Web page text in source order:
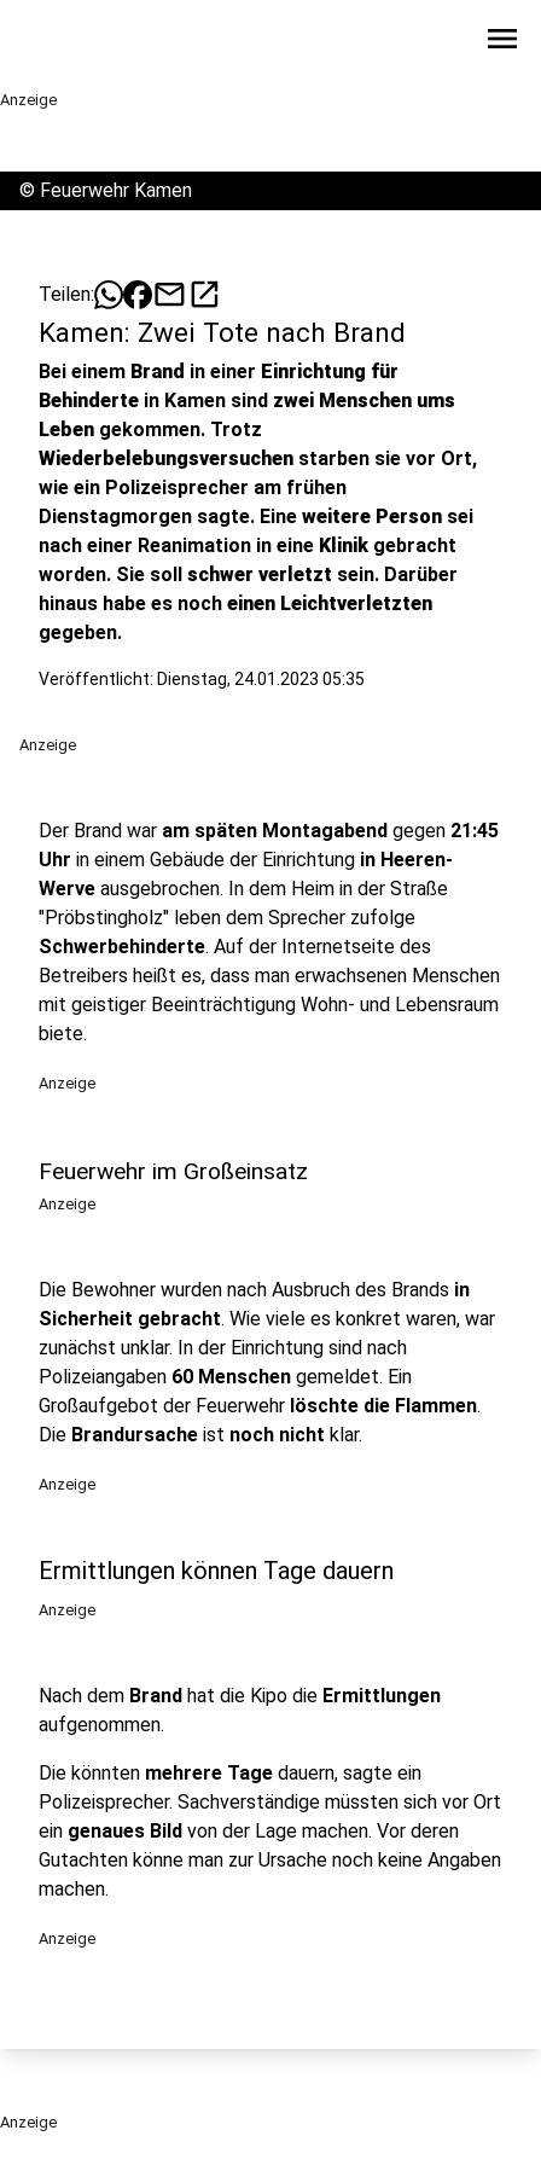
menu
Anzeige
© Feuerwehr Kamen
Teilen: mailopen_in_new
Kamen: Zwei Tote nach Brand
Bei einem Brand in einer Einrichtung für
Behinderte in Kamen sind zwei Menschen ums
Leben gekommen. Trotz
Wiederbelebungsversuchen starben sie vor Ort,
wie ein Polizeisprecher am frühen
Dienstagmorgen sagte. Eine weitere Person sei
nach einer Reanimation in eine Klinik gebracht
worden. Sie soll schwer verletzt sein. Darüber
hinaus habe es noch einen Leichtverletzten
gegeben.
Veröffentlicht: Dienstag, 24.01.2023 05:35
Anzeige
Der Brand war am späten Montagabend gegen 21:45
Uhr in einem Gebäude der Einrichtung in Heeren-
Werve ausgebrochen. In dem Heim in der Straße
"Pröbstingholz" leben dem Sprecher zufolge
Schwerbehinderte. Auf der Internetseite des
Betreibers heißt es, dass man erwachsenen Menschen
mit geistiger Beeinträchtigung Wohn- und Lebensraum
biete.
Anzeige
Feuerwehr im Großeinsatz
Anzeige
Die Bewohner wurden nach Ausbruch des Brands in
Sicherheit gebracht. Wie viele es konkret waren, war
zunächst unklar. In der Einrichtung sind nach
Polizeiangaben 60 Menschen gemeldet. Ein
Großaufgebot der Feuerwehr löschte die Flammen.
Die Brandursache ist noch nicht klar.
Anzeige
Ermittlungen können Tage dauern
Anzeige
Nach dem Brand hat die Kipo die Ermittlungen
aufgenommen.
Die könnten mehrere Tage dauern, sagte ein
Polizeisprecher. Sachverständige müssten sich vor Ort
ein genaues Bild von der Lage machen. Vor deren
Gutachten könne man zur Ursache noch keine Angaben
machen.
Anzeige
Anzeige